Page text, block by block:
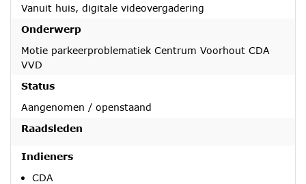
Vanuit huis, digitale videovergadering
Onderwerp
Motie parkeerproblematiek Centrum Voorhout CDA
VVD
Status
Aangenomen / openstaand
Raadsleden
Indieners
CDA